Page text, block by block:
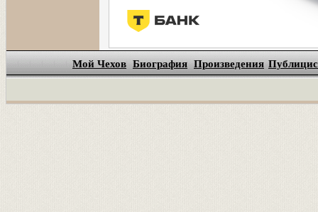
Мой Чехов Биография Произведения